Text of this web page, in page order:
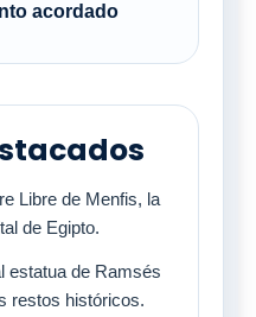
acordado
Libre de Menfis, la
de Egipto.
estatua de Ramsés
restos históricos.